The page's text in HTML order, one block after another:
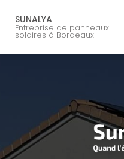
contenu
SUNALYA
Entreprise de panneaux
solaires à Bordeaux